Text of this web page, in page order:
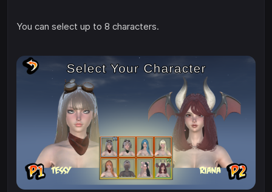
You can select up to 8 characters.